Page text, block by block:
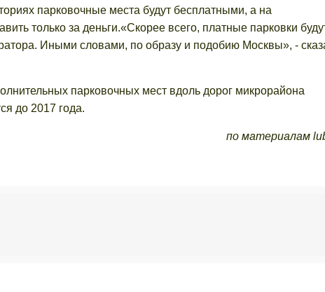
парковочные места будут бесплатными, а на
только за деньги.«Скорее всего, платные парковки
Иными словами, по образу и подобию Москвы», -
парковочных мест вдоль дорог микрорайона
до 2017 года.
по материалам